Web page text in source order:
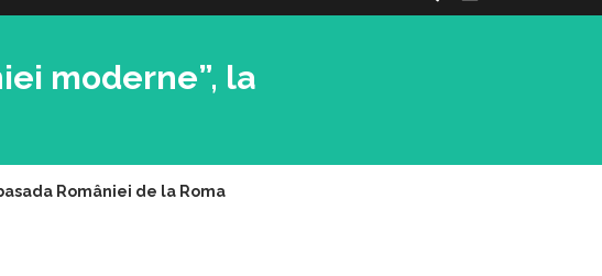
moderne”, la
României de la Roma